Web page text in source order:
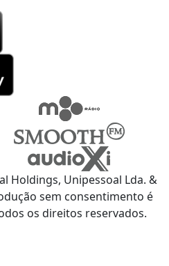
Holdings, Unipessoal Lda. &
sem consentimento é
os direitos reservados.